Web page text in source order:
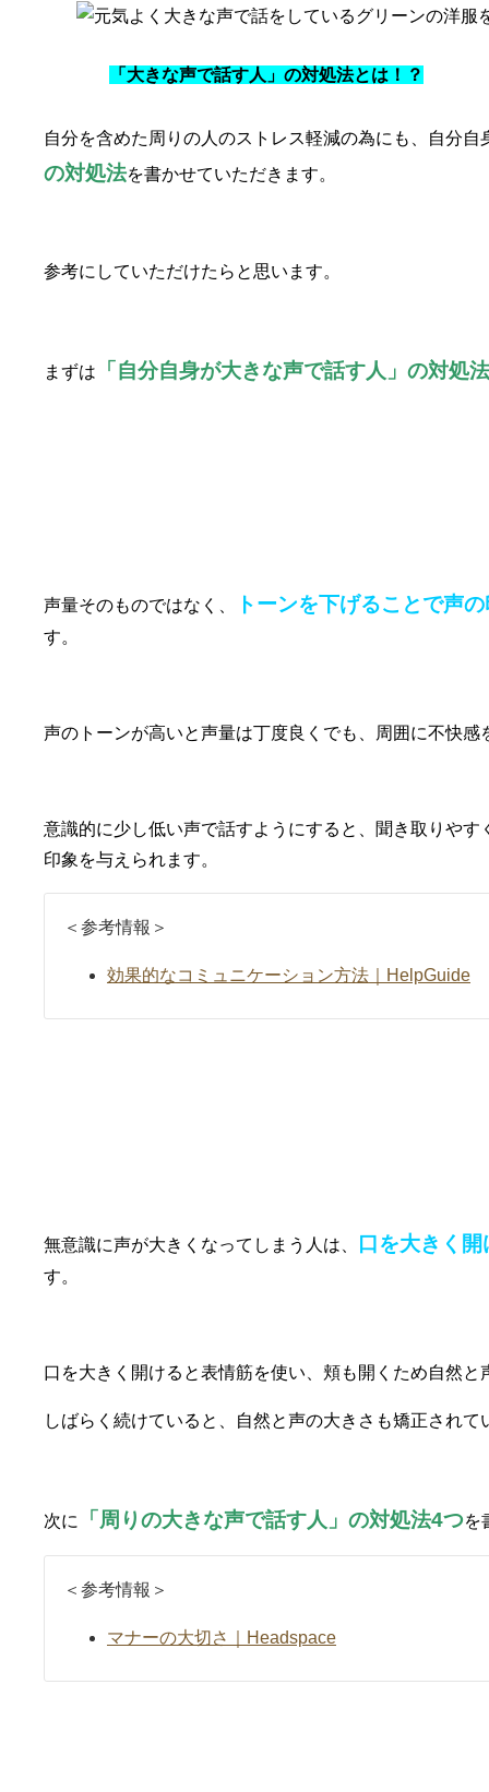
「大きな声で話す人」の対処法とは！？
自分を含めた周りの人のストレス軽減の為にも、自分自
の対処法を書かせていただきます。
参考にしていただけたらと思います。
まずは 「自分自身が大きな声で話す人」の対処
声量そのものではなく、 トーンを下げることで声
す。
声のトーンが高いと声量は丁度良くでも、周囲に不快感
意識的に少し低い声で話すようにすると、聞き取りや
印象を与えられます。
＜参考情報＞
効果的なコミュニケーション方法｜HelpGuide
無意識に声が大きくなってしまう人は、 口を大きく
す。
口を大きく開けると表情筋を使い、頬も開くため自然
しばらく続けていると、自然と声の大きさも矯正されて
次に 「周りの大きな声で話す人」の対処法4つを
＜参考情報＞
マナーの大切さ｜Headspace